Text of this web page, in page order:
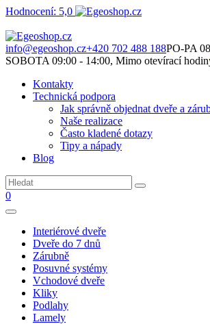
Hodnocení: 5,0
info@egeoshop.cz+420 702 488 188PO-PA
SOBOTA 09:00 - 14:00, Mimo otevírací
Kontakty
Technická podpora
Jak správně objednat dveře a
Naše realizace
Často kladené dotazy
Tipy a nápady
Blog
0
Interiérové dveře
Dveře do 7 dnů
Zárubně
Posuvné systémy
Vchodové dveře
Kliky
Podlahy
Lamely